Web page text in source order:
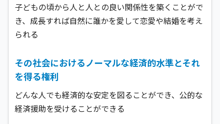
子どもの頃から人と人との良い関係性を築くことがで
き、成長すれば自然に誰かを愛して恋愛や結婚を考え
られる
その社会におけるノーマルな経済的水準とそれ
を得る権利
どんな人でも経済的な安定を図ることができ、公的な
経済援助を受けることができる